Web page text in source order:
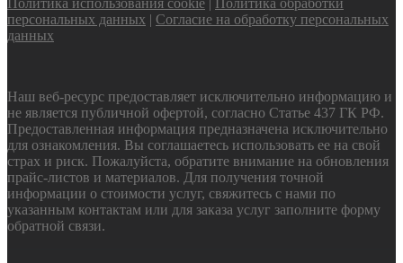
Политика использования cookie | Политика обработки
персональных данных | Согласие на обработку персональных
данных
Наш веб-ресурс предоставляет исключительно информацию и
не является публичной офертой, согласно Статье 437 ГК РФ.
Предоставленная информация предназначена исключительно
для ознакомления. Вы соглашаетесь использовать ее на свой
страх и риск. Пожалуйста, обратите внимание на обновления
прайс-листов и материалов. Для получения точной
информации о стоимости услуг, свяжитесь с нами по
указанным контактам или для заказа услуг заполните форму
обратной связи.